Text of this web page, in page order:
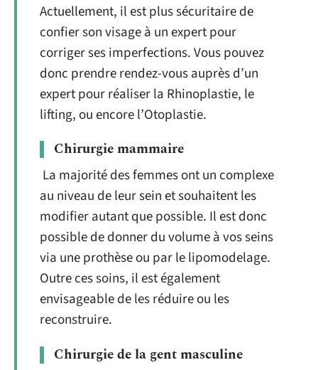
Actuellement, il est plus sécuritaire de
confier son visage à un expert pour
corriger ses imperfections. Vous pouvez
donc prendre rendez-vous auprès d’un
expert pour réaliser la Rhinoplastie, le
lifting, ou encore l’Otoplastie.
Chirurgie mammaire
La majorité des femmes ont un complexe
au niveau de leur sein et souhaitent les
modifier autant que possible. Il est donc
possible de donner du volume à vos seins
via une prothèse ou par le lipomodelage.
Outre ces soins, il est également
envisageable de les réduire ou les
reconstruire.
Chirurgie de la gent masculine